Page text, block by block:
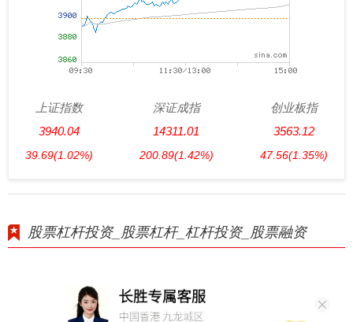
上证指数
3940.04
39.69(1.02%)
深证成指
14311.01
200.89(1.42%)
创业板指
3563.12
47.56(1.35%)
股票杠杆投资_股票杠杆_杠杆投资_股票融资